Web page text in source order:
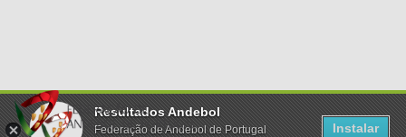
Resultados Andebol
Federação de Andebol de Portugal
Instalar